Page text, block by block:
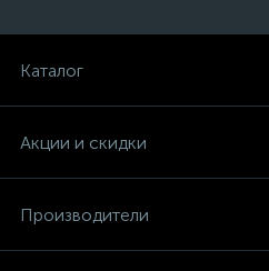
Каталог
Акции и скидки
Производители